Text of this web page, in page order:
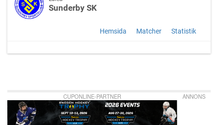
Sunderby SK
Hemsida Matcher Statistik
CUPONLINE-PARTNER ANNONS